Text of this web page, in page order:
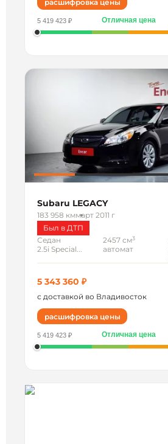
расшифровка цены
5 419 423 ₽ Отличная цена
Subaru LEGACY
183 958 кммарт 2011 г
Был в ДТП
Седан
2.5i Special...
2457 см3
автомат
5 343 360 ₽
с доставкой во Владивосток
расшифровка цены
5 419 423 ₽ Отличная цена